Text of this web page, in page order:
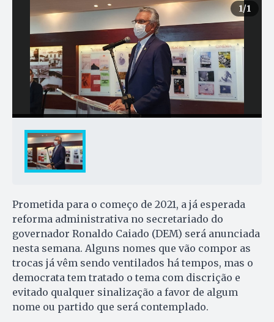
1/1
Prometida para o começo de 2021, a já esperada
reforma administrativa no secretariado do
governador Ronaldo Caiado (DEM) será anunciada
nesta semana. Alguns nomes que vão compor as
trocas já vêm sendo ventilados há tempos, mas o
democrata tem tratado o tema com discrição e
evitado qualquer sinalização a favor de algum
nome ou partido que será contemplado.